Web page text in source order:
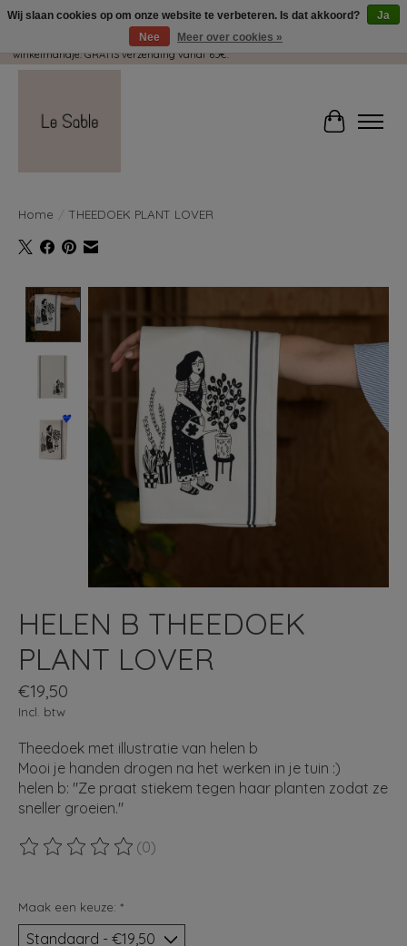
Wij pakken met plezier jouw kadootjes GRATIS in! Duid dit zeker aan in je
winkelmandje. GRATIS verzending vanaf 65€.
Home THEEDOEK PLANT LOVER
HELEN B THEEDOEK
PLANT LOVER
€19,50
Incl. btw
Theedoek met illustratie van helen b
Mooi je handen drogen na het werken in je tuin :)
helen b: "Ze praat stiekem tegen haar planten zodat ze
sneller groeien."
De beoordeling van dit product is
(0)
Maak een keuze: *
Wij slaan cookies op om onze website te verbeteren. Is dat akkoord?
Ja
Nee
Meer over cookies »